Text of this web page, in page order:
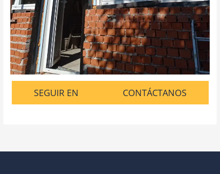
SEGUIR EN CONTÁCTANOS